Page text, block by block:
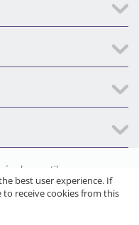
eshop netikon.gr
best user experience. If
receive cookies from this